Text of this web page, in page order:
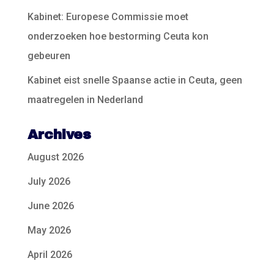
Kabinet: Europese Commissie moet
onderzoeken hoe bestorming Ceuta kon
gebeuren
Kabinet eist snelle Spaanse actie in Ceuta, geen
maatregelen in Nederland
Archives
August 2026
July 2026
June 2026
May 2026
April 2026